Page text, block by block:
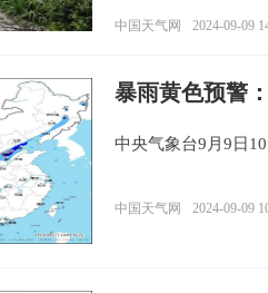
中国天气网 2024-09-09
暴雨黄色预警
中央气象台9月9日
中国天气网 2024-09-09